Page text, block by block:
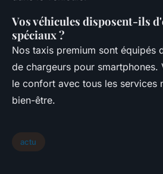
Vos véhicules disposent-ils
spéciaux ?
Nos taxis premium sont équipés
de chargeurs pour smartphones.
le confort avec tous les services
bien-être.
actu